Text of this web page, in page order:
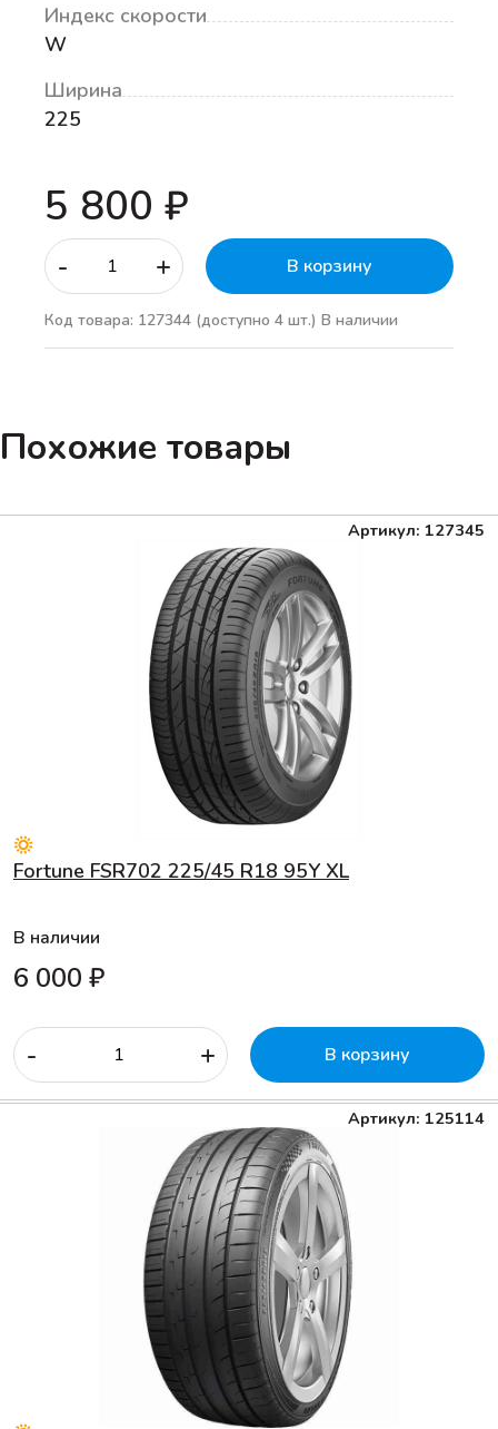
Индекс скорости
W
Ширина
225
5 800 ₽
- + В корзину
Код товара: 127344 (доступно 4 шт.) В наличии
Похожие товары
Артикул: 127345
Fortune FSR702 225/45 R18 95Y XL
В наличии
6 000 ₽
- + В корзину
Артикул: 125114